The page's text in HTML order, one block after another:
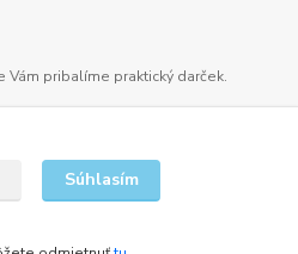
Vám pribalíme praktický darček.
Súhlasím